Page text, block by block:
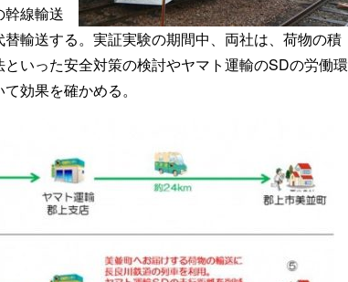
幹線輸送
輸送する。実証実験の期間中、両社は、荷物の積
いった安全対策の検討やヤマト運輸のSDの労働環
効果を確かめる。